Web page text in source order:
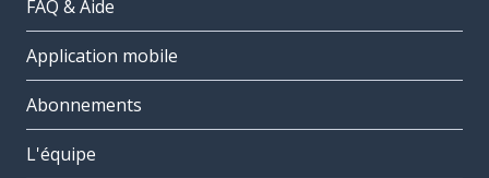
FAQ & Aide
Application mobile
Abonnements
L'équipe